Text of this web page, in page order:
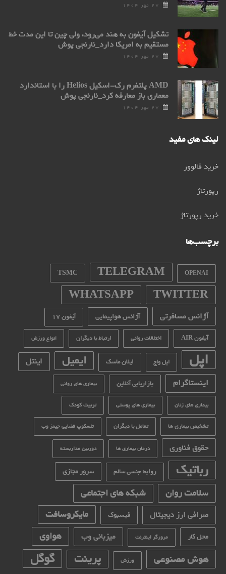
۲۷ مهر ۱۴۰۴
تشکیل آیفون به هند می‌رود، ولی چین تا این مدت خط
مستقیم به امریکا دارد_نارنجی پوش
۲۷ مهر ۱۴۰۴
AMD پلتفرم رک-اسکیل Helios را با استاندارد
معماری باز معارفه کرد_نارنجی پوش
۲۷ مهر ۱۴۰۴
لینک های مفید
خرید فالوور
رپورتاژ
خرید رپورتاژ
برچسب‌ها
OPENAI
TELEGRAM
TSMC
TWITTER
WHATSAPP
آژانس مسافرتی آژانس هواپیمایی آیفون 17
آیفون AIR اختلالات روانی ارتباط با دیگران انواع ورزش
اپل اپل واچ ایلان ماسک ایمیل اینتل
اینستاگرام بازاریابی آنلاین بیماری های روانی
بیماری های زنان بیماری های پوستی تربیت کودک
تشخیص بیماری ها تعامل با دیگران تلسکوپ فضایی جیمز وب
حقوق فناوری درمان بیماری ها دوربین مداربسته
رباتیک روابط جنسی سالم سرور مجازی
سلامت روان شبکه های اجتماعی
صرافی ارز دیجیتال فیسبوک مایکروسافت
محل کار مرورگر اینترنت میزبانی وب هواوی
هوش مصنوعی ورزش پرینت گوگل